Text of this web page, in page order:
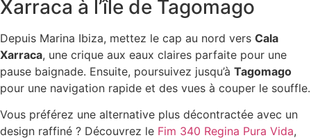
Xarraca à l’île de Tagomago
Depuis Marina Ibiza, mettez le cap au nord vers Cala
Xarraca, une crique aux eaux claires parfaite pour une
pause baignade. Ensuite, poursuivez jusqu’à Tagomago
pour une navigation rapide et des vues à couper le souffle.
Vous préférez une alternative plus décontractée avec un
design raffiné ? Découvrez le Fim 340 Regina Pura Vida,